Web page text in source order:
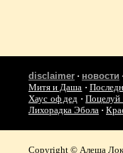
disclaimer · новости ·
Митя и Даша ·
Хаус оф дед ·Поцелуй
Лихорадка Эбола ·
Copyright © Алеша